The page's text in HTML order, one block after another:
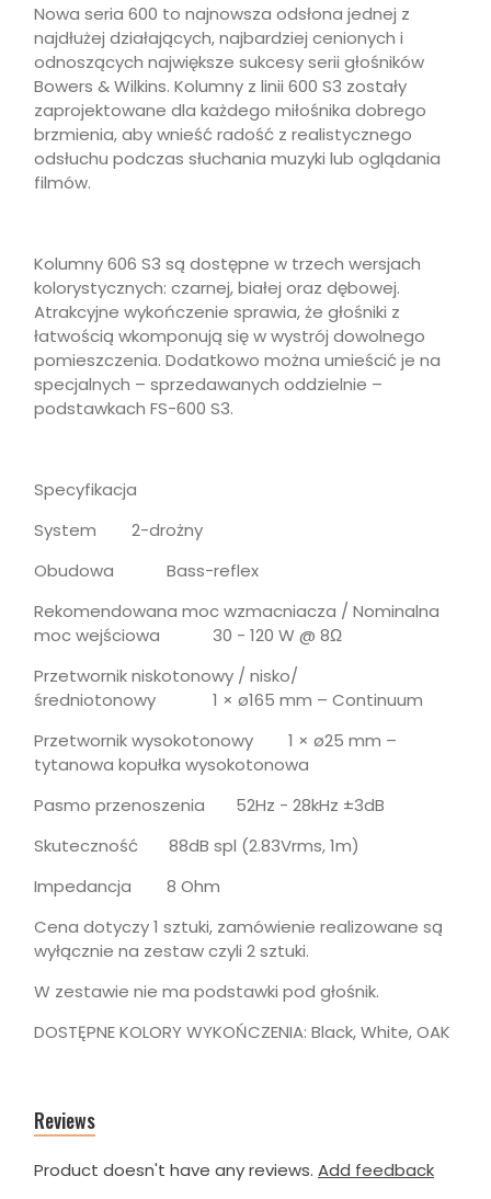
Nowa seria 600 to najnowsza odsłona jednej z
najdłużej działających, najbardziej cenionych i
odnoszących największe sukcesy serii głośników
Bowers & Wilkins. Kolumny z linii 600 S3 zostały
zaprojektowane dla każdego miłośnika dobrego
brzmienia, aby wnieść radość z realistycznego
odsłuchu podczas słuchania muzyki lub oglądania
filmów.
Kolumny 606 S3 są dostępne w trzech wersjach
kolorystycznych: czarnej, białej oraz dębowej.
Atrakcyjne wykończenie sprawia, że głośniki z
łatwością wkomponują się w wystrój dowolnego
pomieszczenia. Dodatkowo można umieścić je na
specjalnych – sprzedawanych oddzielnie –
podstawkach FS-600 S3.
Specyfikacja
System 2-drożny
Obudowa Bass-reflex
Rekomendowana moc wzmacniacza / Nominalna
moc wejściowa 30 - 120 W @ 8Ω
Przetwornik niskotonowy / nisko/
średniotonowy 1 × ø165 mm – Continuum
Przetwornik wysokotonowy 1 × ø25 mm –
tytanowa kopułka wysokotonowa
Pasmo przenoszenia 52Hz - 28kHz ±3dB
Skuteczność 88dB spl (2.83Vrms, 1m)
Impedancja 8 Ohm
Cena dotyczy 1 sztuki, zamówienie realizowane są
wyłącznie na zestaw czyli 2 sztuki.
W zestawie nie ma podstawki pod głośnik.
DOSTĘPNE KOLORY WYKOŃCZENIA: Black, White, OAK
Reviews
Product doesn't have any reviews. Add feedback